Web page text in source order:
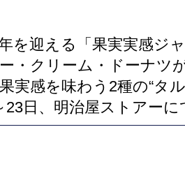
を迎える「果実実感ジ
・クリーム・ドーナツ
実感を味わう2種の“タ
23日、明治屋ストアーに